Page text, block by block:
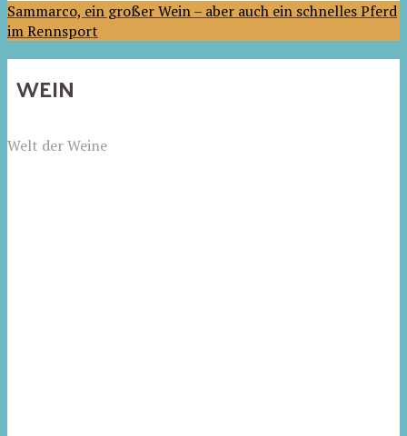
Sammarco, ein großer Wein – aber auch ein schnelles Pferd
im Rennsport
WEIN
Welt der Weine